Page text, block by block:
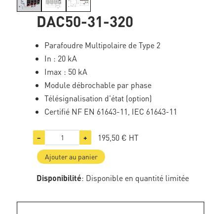
DAC50-31-320
Parafoudre Multipolaire de Type 2
In : 20 kA
Imax : 50 kA
Module débrochable par phase
Télésignalisation d'état (option)
Certifié NF EN 61643-11, IEC 61643-11
− + 195,50 € HT
Ajouter au panier
Disponibilité: Disponible en quantité limitée